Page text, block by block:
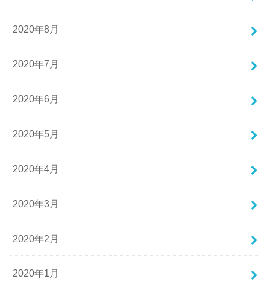
2020年8月
2020年7月
2020年6月
2020年5月
2020年4月
2020年3月
2020年2月
2020年1月